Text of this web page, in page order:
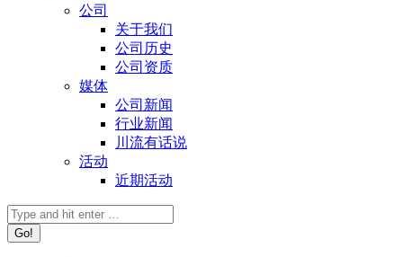
公司
关于我们
公司历史
公司资质
媒体
公司新闻
行业新闻
川流有话说
活动
近期活动